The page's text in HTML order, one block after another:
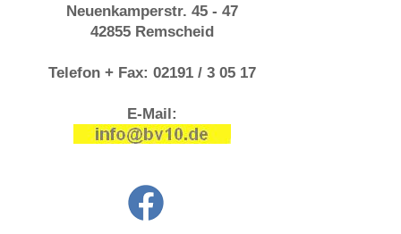
Neuenkamperstr. 45 - 47
42855 Remscheid
Telefon + Fax: 02191 / 3 05 17
E-Mail: